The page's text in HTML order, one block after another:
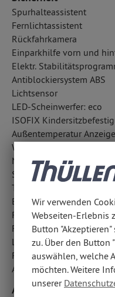
Spurhalteassistent
Fernlichtassistent
Rückfahrkamera
Einparkhilfe vorn und
Elektr.
Antiblockiersystem ABS
Lichtsensor
LED-Scheinwerfer: eco
ISOFIX
Außentemperatur Anzeige
Wegfahrsperre
Notrufsystem
Surround-Kamerasystem:
Traktionskontrolle
Berganfahrhilfe
Reifendruckkontrolle
Fahrlichtautomatik
LED-Tagfahrlicht
Regensensor
Aufmerksamkeitsassistent
Airbags
Wir verwenden
Webseiten-Erlebnis
Button
zu. Über den Button
auswählen, welche
möchten. Weitere
unserer